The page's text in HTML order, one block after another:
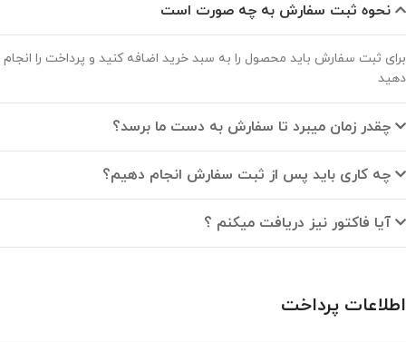
نحوه ثبت سفارش به چه صورت است
برای ثبت سفارش باید محصول را به سبد خرید اضافه کنید و پرداخت را انجام
دهید
چقدر زمان میبرد تا سفارش به دست ما برسد؟
چه کاری باید پس از ثبت سفارش انجام دهیم؟
آیا فاکتور نیز دریافت میکنم ؟
اطلاعات پرداخت